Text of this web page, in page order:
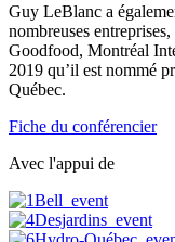
Guy LeBlanc a
nombreuses
Goodfood, Montréal
2019 qu’il est nommé
Québec.
Fiche du conférencier
Avec l'appui de